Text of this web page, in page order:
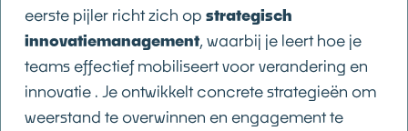
eerste pijler richt zich op strategisch
innovatiemanagement, waarbij je leert hoe je
teams effectief mobiliseert voor verandering en
innovatie . Je ontwikkelt concrete strategieën om
weerstand te overwinnen en engagement te